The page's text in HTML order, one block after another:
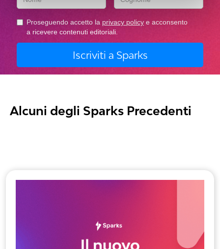
Proseguendo accetto la privacy policy e acconsento
a ricevere contenuti editoriali.
Alcuni degli Sparks Precedenti